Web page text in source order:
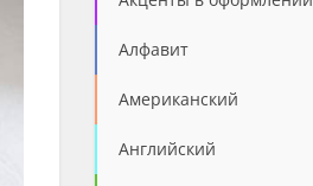
Алфавит
Американский
Английский